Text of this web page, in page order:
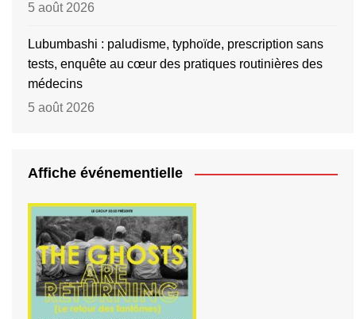
5 août 2026
Lubumbashi : paludisme, typhoïde, prescription sans
tests, enquête au cœur des pratiques routinières des
médecins
5 août 2026
Affiche événementielle